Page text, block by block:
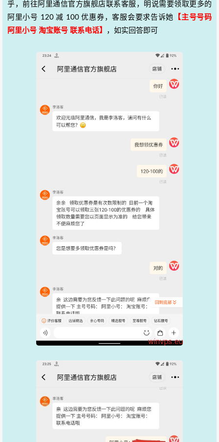
乎，前往阿里通信官方旗舰店联系客服，明说需要领取更多的
阿里小号 120 减 100 优惠券，客服会要求告诉她 【主号号码
阿里小号 淘宝账号 联系电话】
，如实回答即可